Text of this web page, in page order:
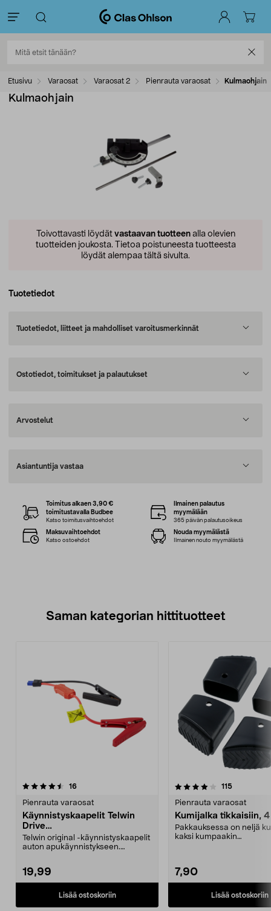
Etusivu Varaosat Varaosat 2 Pienrauta varaosat Kulmaohjain
Kulmaohjain
Toivottavasti löydät vastaavan tuotteenalla olevien
tuotteiden joukosta. Tietoa poistuneesta tuotteesta
löydät alempaa tältä sivulta.
Tuotetiedot
Tuotetiedot, liitteet ja mahdolliset varoitusmerkinnät
Ostotiedot, toimitukset ja palautukset
Arvostelut
Asiantuntija vastaa
Toimitus alkaen 3,90 €
toimitustavalla Budbee
Katso toimitusvaihtoehdot
Ilmainen palautus
myymälään
365 päivän palautusoikeus
Maksuvaihtoehdot
Katso ostoehdot
Nouda myymälästä
Ilmainen nouto myymälästä
Saman kategorian hittituotteet
16arvostelut
Pienrauta varaosat
Käynnistyskaapelit Telwin
Drive
Mini/9000/13000/1250/150
0/1750, EC5
Telwin original -käynnistyskaapelit
auton apukäynnistykseen.
19,99
Lisää ostoskoriin
4.0 viidestä
115arvostelut
Pienrauta varaosat
Kumijalka tikkaisiin,
Pakkauksessa on neljä
kaksi kumpaakin
7,90
Lisää ostoskoriin
4.5 viidestä